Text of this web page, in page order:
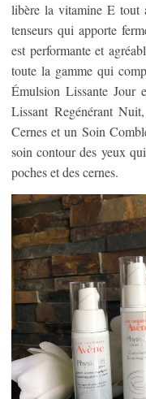
libère la vitamine E tout
tenseurs qui apporte
est performante et
toute la gamme qui
Émulsion Lissante Jour
Lissant Regénérant
Cernes et un Soin
soin contour des yeux
poches et des cernes.